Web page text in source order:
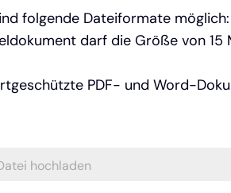
folgende Dateiformate möglich:
darf die Größe von
PDF- und Word-
hochladen